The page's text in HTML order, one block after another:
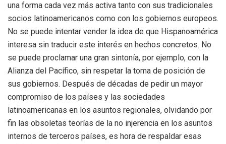
una forma cada vez más activa tanto con sus tradicionales
socios latinoamericanos como con los gobiernos europeos.
No se puede intentar vender la idea de que Hispanoamérica
interesa sin traducir este interés en hechos concretos. No
se puede proclamar una gran sintonía, por ejemplo, con la
Alianza del Pacífico, sin respetar la toma de posición de
sus gobiernos. Después de décadas de pedir un mayor
compromiso de los países y las sociedades
latinoamericanas en los asuntos regionales, olvidando por
fin las obsoletas teorías de la no injerencia en los asuntos
internos de terceros países, es hora de respaldar esas